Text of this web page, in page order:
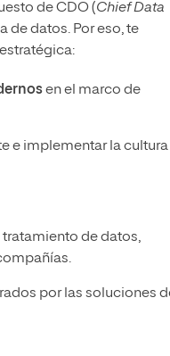
de CDO (Chief Data
de datos. Por eso, te
en el marco de
e implementar la cultura
de datos,
por las soluciones